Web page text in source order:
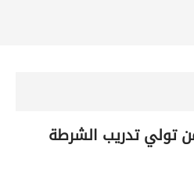
تولي تدريب الشرطة